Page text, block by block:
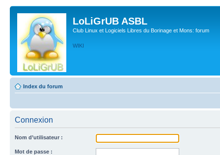
LoLiGrUB ASBL
Club Linux et Logiciels Libres du Borinage et Mons: forum
WIKI
Index du forum
Connexion
Nom d’utilisateur :
Mot de passe :